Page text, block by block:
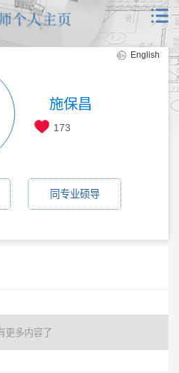
English
施保昌
173
同专业硕导
更多内容了